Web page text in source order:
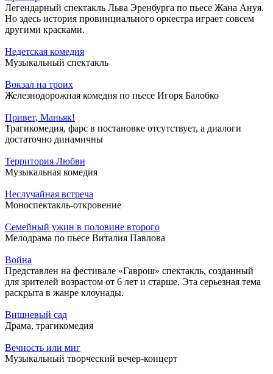
Легендарный спектакль Льва Эренбурга по пьесе Жана Ануя.
Но здесь история провинциального оркестра играет совсем
другими красками.
Недетская комедия
Музыкальный спектакль
Вокзал на троих
Железнодорожная комедия по пьесе Игоря Балобко
Привет, Маньяк!
Трагикомедия, фарс в постановке отсутствует, а диалоги
достаточно динамичны
Территория Любви
Музыкальная комедия
Неслучайная встреча
Моноспектакль-откровение
Семейный ужин в половине второго
Мелодрама по пьесе Виталия Павлова
Война
Представлен на фестивале «Гаврош» спектакль, созданный
для зрителей возрастом от 6 лет и старше. Эта серьезная тема
раскрыта в жанре клоунады.
Вишневый сад
Драма, трагикомедия
Вечность или миг
Музыкальный творческий вечер-концерт